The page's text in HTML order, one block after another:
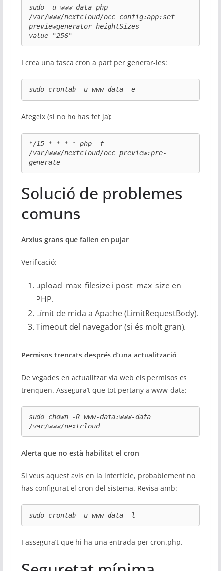
sudo -u www-data php
/var/www/nextcloud/occ config:app:set
previewgenerator heightSizes --
value="256"
I crea una tasca cron a part per generar-les:
sudo crontab -u www-data -e
Afegeix (si no ho has fet ja):
*/15 * * * * php -f
/var/www/nextcloud/occ preview:pre-
generate
Solució de problemes
comuns
Arxius grans que fallen en pujar
Verificació:
upload_max_filesize i post_max_size en
PHP.
Límit de mida a Apache (LimitRequestBody).
Timeout del navegador (si és molt gran).
Permisos trencats després d’una actualització
De vegades en actualitzar via web els permisos es
trenquen. Assegura’t que tot pertany a www-data:
sudo chown -R www-data:www-data
/var/www/nextcloud
Alerta que no està habilitat el cron
Si veus aquest avís en la interfície, probablement no
has configurat el cron del sistema. Revisa amb:
sudo crontab -u www-data -l
I assegura’t que hi ha una entrada per cron.php.